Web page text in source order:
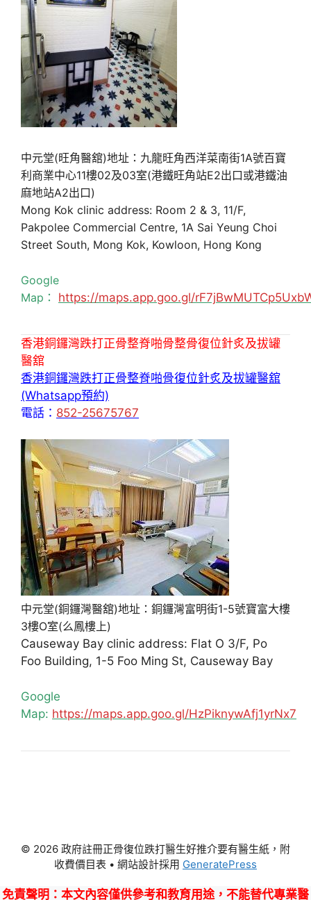
中元堂(旺角醫舘)地址：九龍旺角西洋菜南街1A號百寶
利商業中心11樓02及03室(港鐵旺角站E2出口或港鐵油
麻地站A2出口)
Mong Kok clinic address: Room 2 & 3, 11/F,
Pakpolee Commercial Centre, 1A Sai Yeung Choi
Street South, Mong Kok, Kowloon, Hong Kong
Google
Map： https://maps.app.goo.gl/
香港銅鑼灣跌打正骨整脊啪骨整骨復位針炙及拔罐
醫舘
香港銅鑼灣跌打正骨整脊啪骨復位針炙及拔罐醫舘
(Whatsapp預約)
電話： 852-25675767
中元堂(銅鑼灣醫舘)地址：銅鑼灣富明街1-5號寶富大樓
3樓O室(么鳳樓上)
Causeway Bay clinic address: Flat O 3/F, Po
Foo Building, 1-5 Foo Ming St, Causeway Bay
Google
Map: https://maps.app.goo.gl/HzPiknywAfj1yrNx7
© 2026 政府註冊正骨復位跌打醫生好推介要有醫生紙，附
收費價目表 • 網站設計採用 GeneratePress
免責聲明 ：本文內容僅供參考和教育用途，不能替代專業醫